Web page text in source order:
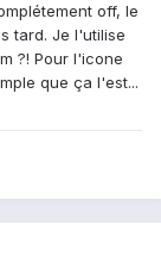
off, le
tard. Je l'utilise
?! Pour l'icone
que ça l'est...